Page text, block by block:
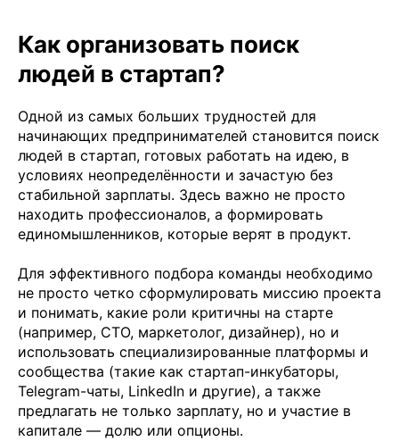
Как организовать поиск
людей в стартап?
Одной из самых больших трудностей для
начинающих предпринимателей становится поиск
людей в стартап, готовых работать на идею, в
условиях неопределённости и зачастую без
стабильной зарплаты. Здесь важно не просто
находить профессионалов, а формировать
единомышленников, которые верят в продукт.
Для эффективного подбора команды необходимо
не просто четко сформулировать миссию проекта
и понимать, какие роли критичны на старте
(например, CTO, маркетолог, дизайнер), но и
использовать специализированные платформы и
сообщества (такие как стартап-инкубаторы,
Telegram-чаты, LinkedIn и другие), а также
предлагать не только зарплату, но и участие в
капитале — долю или опционы.